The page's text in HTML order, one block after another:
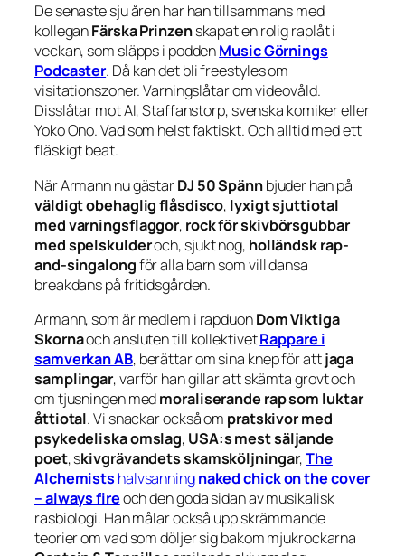
De senaste sju åren har han tillsammans med
kolleganFärska Prinzenskapat en rolig raplåt i
veckan, som släpps i poddenMusic Görnings
Podcaster. Då kan det bli freestyles om
visitationszoner. Varningslåtar om videovåld.
Disslåtar mot AI, Staffanstorp, svenska komiker eller
Yoko Ono. Vad som helst faktiskt. Och alltid med ett
fläskigt beat.
När Armann nu gästarDJ 50 Spännbjuder han på
väldigt obehaglig flåsdisco, lyxigt sjuttiotal
med varningsflaggor, rock för skivbörsgubbar
med spelskulderoch, sjukt nog, holländsk rap-
and-singalongför alla barn som vill dansa
breakdans på fritidsgården.
Armann, som är medlem i rapduonDom Viktiga
Skornaoch ansluten till kollektivetRappare i
samverkan AB, berättar om sina knep för attjaga
samplingar, varför han gillar att skämta grovt och
om tjusningen medmoraliserande rap som luktar
åttiotal. Vi snackar också om pratskivor med
psykedeliska omslag, USA:s mest säljande
poet, skivgrävandets skamsköljningar,The
Alchemistshalvsanningnaked chick on the cover
– always fireoch den goda sidan av musikalisk
rasbiologi. Han målar också upp skrämmande
teorier om vad som döljer sig bakom mjukrockarna